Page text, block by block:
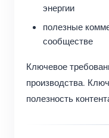
энергии
полезные
сообществе
Ключевое
производства.
полезность